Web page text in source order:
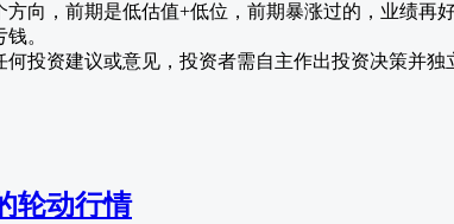
向，前期是低估值+低位，前期暴涨过的，业绩再
。
投资建议或意见，投资者需自主作出投资决策并独
轮动行情